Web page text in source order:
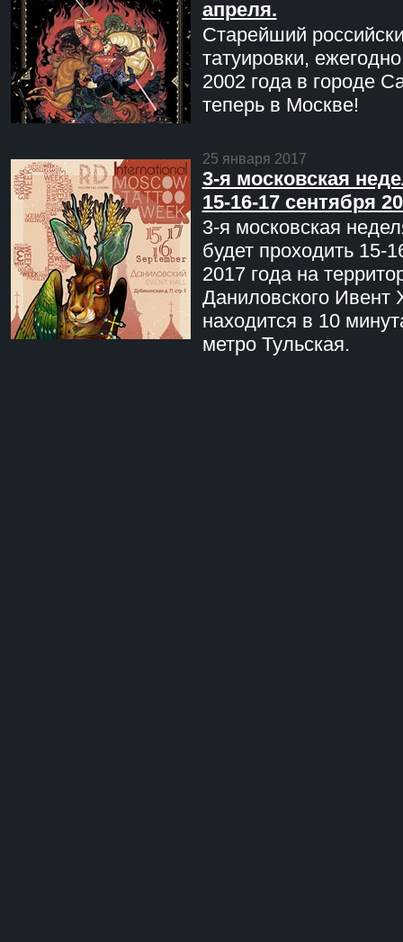
апреля.
Старейший
татуировки,
2002 года в городе
теперь в Москве!
25 января 2017
3-я московская
15-16-17 сентября
3-я московская
будет проходить 15-
2017 года на
Даниловского Ивент
находится в 10
метро Тульская.